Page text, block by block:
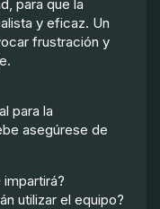
para que la
y eficaz. Un
frustración y
para la
asegúrese de
utilizar el equipo?